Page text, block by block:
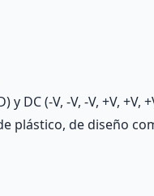
DC (-V, -V, -V, +V, +V,
plástico, de diseño